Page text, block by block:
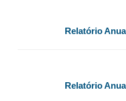
Relatório
Relatório